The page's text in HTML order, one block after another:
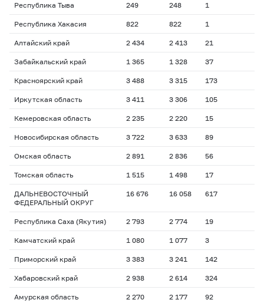
Республика Тыва 249 248 1
Республика Хакасия 822 822 1
Алтайский край 2 434 2 413 21
Забайкальский край 1 365 1 328 37
Красноярский край 3 488 3 315 173
Иркутская область 3 411 3 306 105
Кемеровская область 2 235 2 220 15
Новосибирская область 3 722 3 633 89
Омская область 2 891 2 836 56
Томская область 1 515 1 498 17
ДАЛЬНЕВОСТОЧНЫЙ
ФЕДЕРАЛЬНЫЙ ОКРУГ
16 676 16 058 617
Республика Саха (Якутия) 2 793 2 774 19
Камчатский край 1 080 1 077 3
Приморский край 3 383 3 241 142
Хабаровский край 2 938 2 614 324
Амурская область 2 270 2 177 92